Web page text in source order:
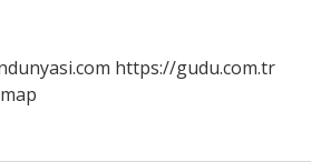
https://gudu.com.tr